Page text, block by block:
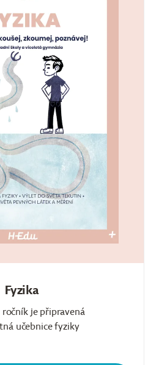
Fyzika
ročník je připravená
učebnice fyziky